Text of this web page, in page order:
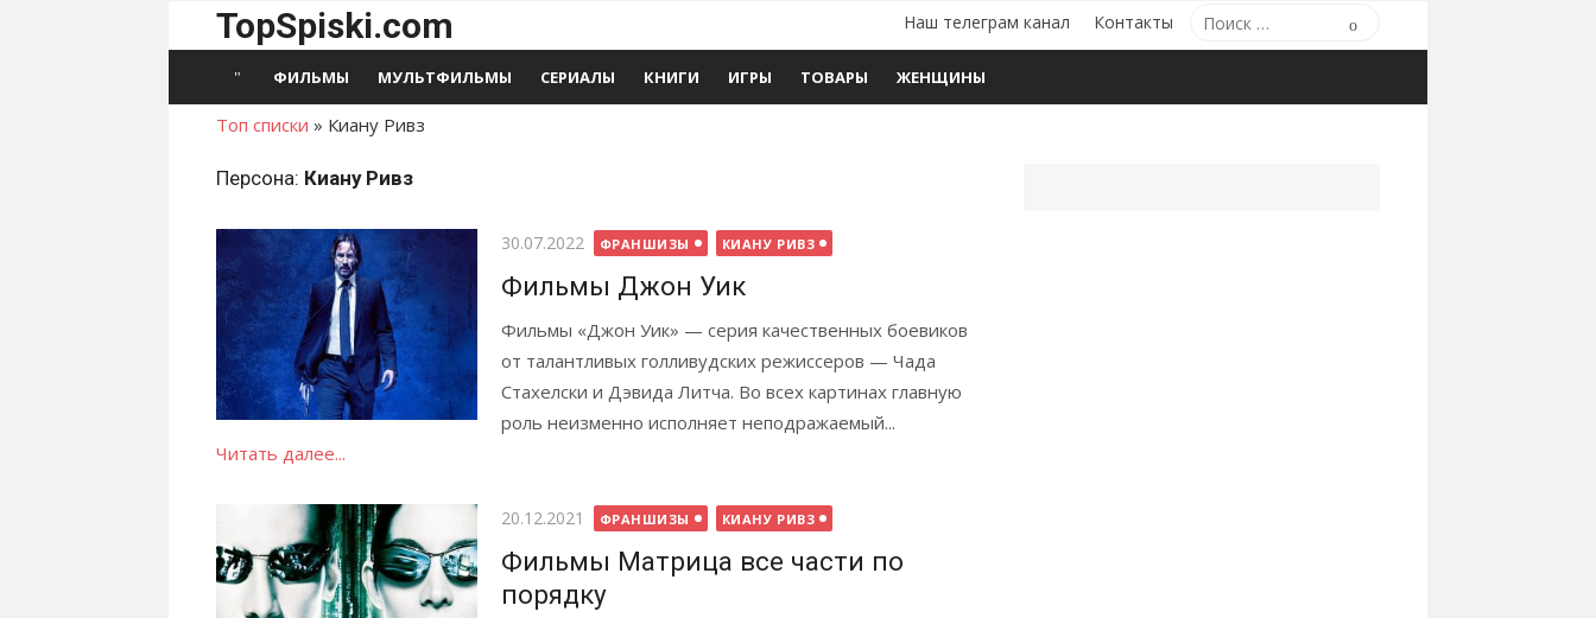
TopSpiski.com
Поиск
по:
Наш телеграм канал Контакты
ФИЛЬМЫ МУЛЬТФИЛЬМЫ СЕРИАЛЫ КНИГИ ИГРЫ ТОВАРЫ ЖЕНЩИНЫ
Топ списки » Киану Ривз
Персона: Киану Ривз
Опубликовано
30.07.2022 ФРАНШИЗЫ КИАНУ РИВЗ
Фильмы Джон Уик
Фильмы «Джон Уик» — серия качественных боевиков
от талантливых голливудских режиссеров — Чада
Стахелски и Дэвида Литча. Во всех картинах главную
роль неизменно исполняет неподражаемый...
Читать далее...
Опубликовано
20.12.2021 ФРАНШИЗЫ КИАНУ РИВЗ
Фильмы Матрица все части по
порядку